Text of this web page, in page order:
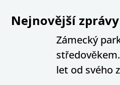
Nejnovější zprávy
Zámecký
let od svého